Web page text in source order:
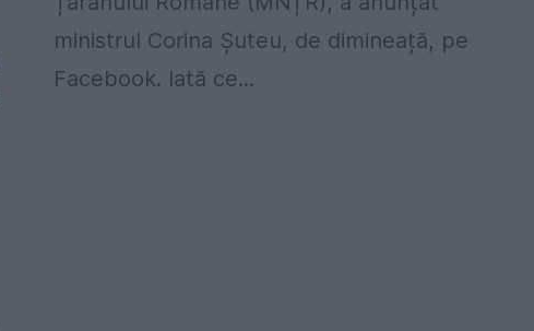
ministrul Corina Șuteu, de dimineață, pe
Facebook. Iată ce...